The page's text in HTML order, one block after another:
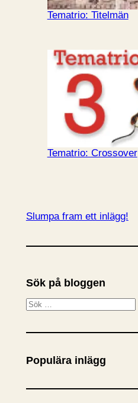
Tematrio: Titelmän
Tematrio: Crossover
Slumpa fram ett inlägg!
Sök på bloggen
S
k
Populära inlägg